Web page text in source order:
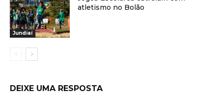
Jundiaí
atletismo no Bolão
DEIXE UMA RESPOSTA